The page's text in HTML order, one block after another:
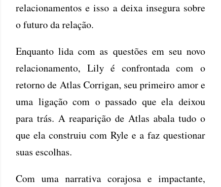
relacionamentos e isso a deixa insegura sobre
o futuro da relação.
Enquanto lida com as questões em seu novo
relacionamento, Lily é confrontada com o
retorno de Atlas Corrigan, seu primeiro amor e
uma ligação com o passado que ela deixou
para trás. A reaparição de Atlas abala tudo o
que ela construiu com Ryle e a faz questionar
suas escolhas.
Com uma narrativa corajosa e impactante,